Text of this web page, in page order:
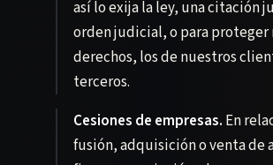
así lo exija la ley, una citación
orden judicial, o para proteger
derechos, los de nuestros
terceros.
Cesiones de empresas. En
fusión, adquisición o venta de